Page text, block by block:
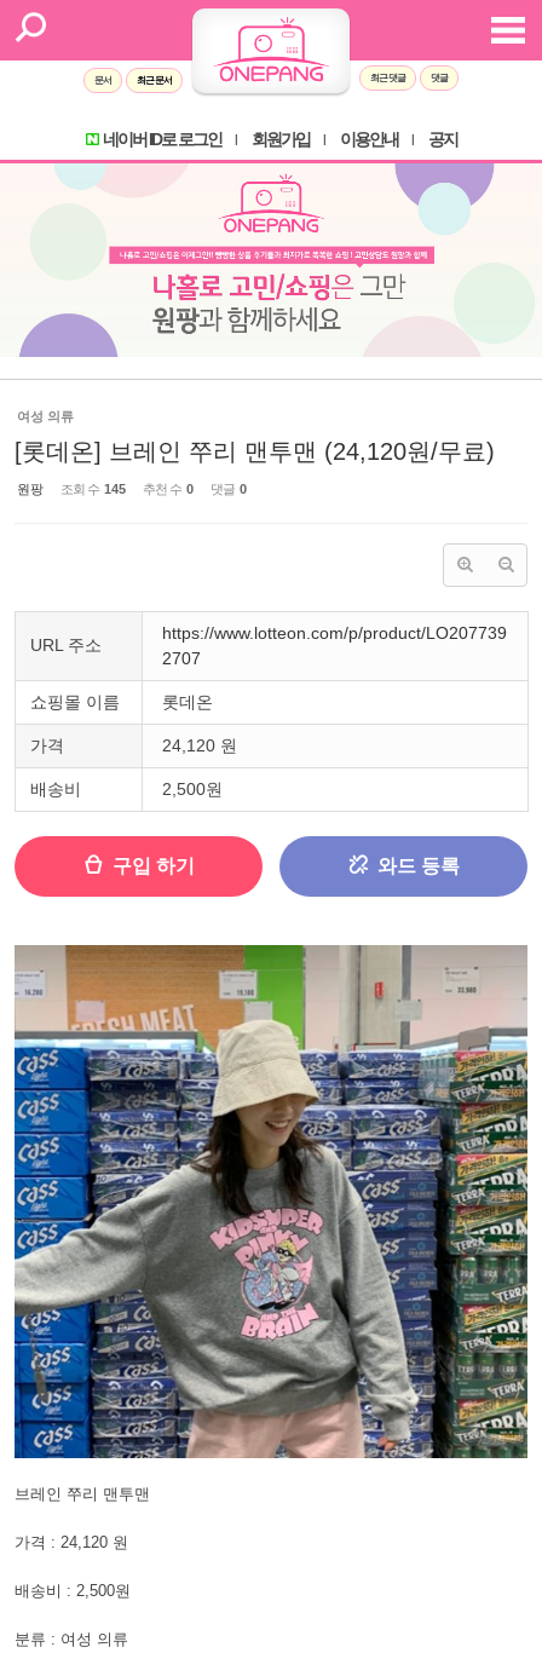
문서 최근 문서 최근 댓글 댓글
네이버 ID로 로그인 회원가입 이용안내 공지
여성 의류
[롯데온] 브레인 쭈리 맨투맨 (24,120원/무료)
원팡 조회 수 145 추천 수 0 댓글 0
URL 주소
https://www.lotteon.com/p/product/LO207739
2707
쇼핑몰 이름 롯데온
가격 24,120 원
배송비 2,500원
구입 하기 와드 등록
브레인 쭈리 맨투맨
가격 : 24,120 원
배송비 : 2,500원
분류 : 여성 의류